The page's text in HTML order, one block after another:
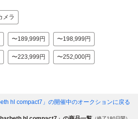
メラ
〜189,999円 〜198,999円
〜223,999円 〜252,000円
hl compact7」 の開催中のオークションに戻る